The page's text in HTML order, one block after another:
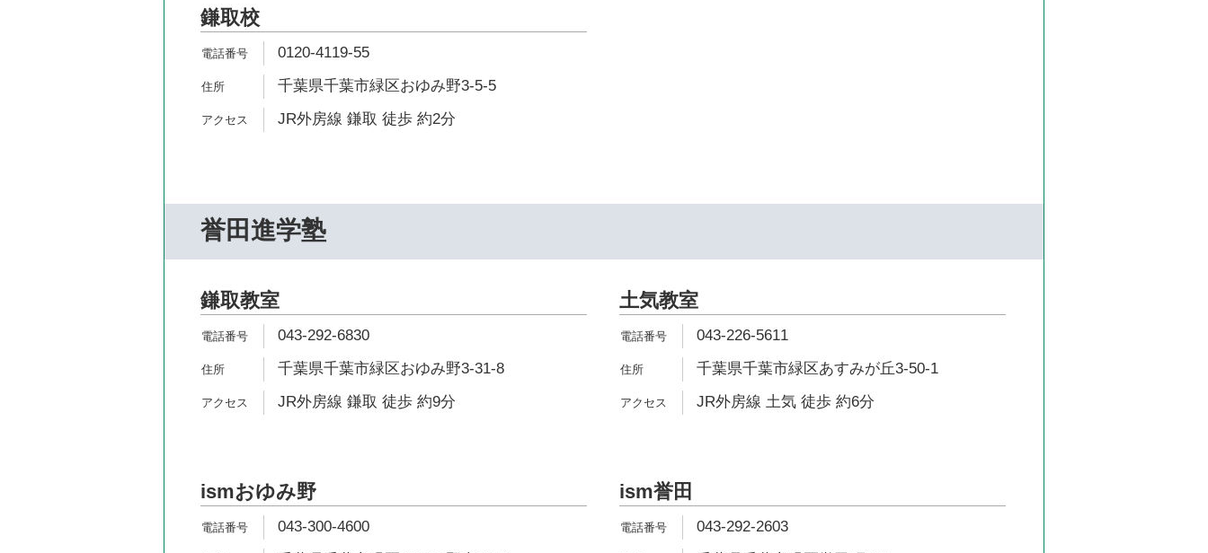
鎌取校
0120-4119-55
千葉県千葉市緑区おゆみ野3-5-5
JR外房線 鎌取 徒歩 約2分
誉田進学塾
鎌取教室
043-292-6830
千葉県千葉市緑区おゆみ野3-31-8
JR外房線 鎌取 徒歩 約9分
土気教室
043-226-5611
千葉県千葉市緑区あすみが丘3-50-1
JR外房線 土気 徒歩 約6分
ismおゆみ野
043-300-4600
ism誉田
043-292-2603